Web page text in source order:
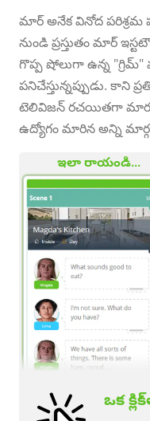
మార్ అనేక వినోద పరిశ్రమ
నుండి ప్రస్తుతం మార్
గొప్ప షోలుగా ఉన్న
పనిచేస్తున్నప్పుడు.
టెలివిజన్ రచయితగా
ఉద్యోగం మారిన అన్ని
ఒక
ఇలా రాయండి...